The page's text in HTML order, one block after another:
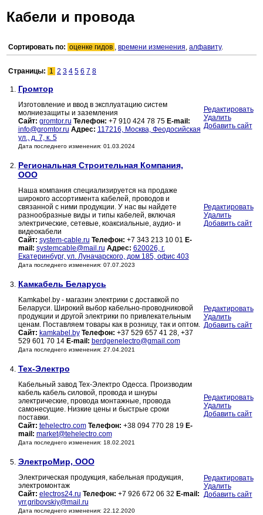
Кабели и провода
Сортировать по: оценке гидов , времени изменения, алфавиту.
Страницы: 1 2 3 4 5 6 7 8
1. Громтор
Изготовление и ввод в эксплуатацию систем
молниезащиты и заземления
Сайт: gromtor.ru Телефон: +7 910 424 78 75 E-mail:
info@gromtor.ru Адрес: 117216, Москва, Феодосийская
ул., д. 7, к. 5
Дата последнего изменения: 01.03.2024
Редактировать
Удалить
Добавить сайт
2. Региональная Строительная Компания,
ООО
Наша компания специализируется на продаже
широкого ассортимента кабелей, проводов и
связанной с ними продукции. У нас вы найдете
разнообразные виды и типы кабелей, включая
электрические, сетевые, коаксиальные, аудио- и
видеокабели
Сайт: system-cable.ru Телефон: +7 343 213 10 01 E-
mail: systemcable@mail.ru Адрес: 620026, г.
Екатеринбург, ул. Луначарского, дом 185, офис 403
Дата последнего изменения: 07.07.2023
Редактировать
Удалить
Добавить сайт
3. Камкабель Беларусь
Kamkabel.by - магазин электрики с доставкой по
Беларуси. Широкий выбор кабельно-проводниковой
продукции и другой электрики по привлекательным
ценам. Поставляем товары как в розницу, так и оптом.
Сайт: kamkabel.by Телефон: +37 529 657 41 28, +37
529 601 70 14 E-mail: berdgenelectro@gmail.com
Дата последнего изменения: 27.04.2021
Редактировать
Удалить
Добавить сайт
4. Тех-Электро
Кабельный завод Тех-Электро Одесса. Производим
кабель кабель силовой, провода и шнуры
электрические, провода монтажные, провода
самонесущие. Низкие цены и быстрые сроки
поставки.
Сайт: tehelectro.com Телефон: +38 094 770 28 19 E-
mail: market@tehelectro.com
Дата последнего изменения: 18.02.2021
Редактировать
Удалить
Добавить сайт
5. ЭлектроМир, ООО
Электрическая продукция, кабельная продукция,
электромонтаж
Сайт: electros24.ru Телефон: +7 926 672 06 32 E-mail:
yrr.gribovskiy@mail.ru
Дата последнего изменения: 22.12.2020
Редактировать
Удалить
Добавить сайт